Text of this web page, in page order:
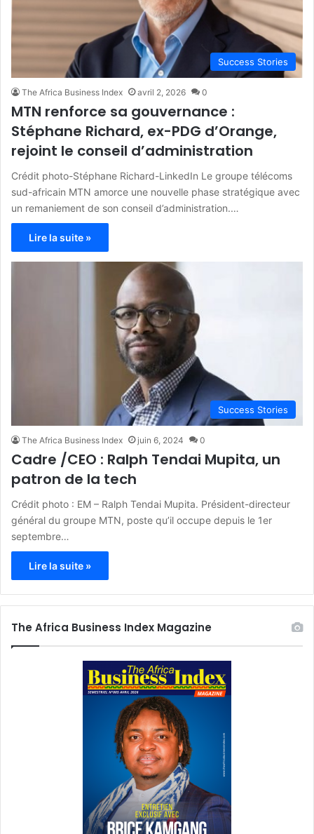
Success Stories
The Africa Business Index avril 2, 2026 0
MTN renforce sa gouvernance :
Stéphane Richard, ex-PDG d’Orange,
rejoint le conseil d’administration
Crédit photo-Stéphane Richard-LinkedIn Le groupe télécoms
sud-africain MTN amorce une nouvelle phase stratégique avec
un remaniement de son conseil d’administration.…
Lire la suite »
Success Stories
The Africa Business Index juin 6, 2024 0
Cadre /CEO : Ralph Tendai Mupita, un
patron de la tech
Crédit photo : EM – Ralph Tendai Mupita. Président-directeur
général du groupe MTN, poste qu’il occupe depuis le 1er
septembre…
Lire la suite »
The Africa Business Index Magazine